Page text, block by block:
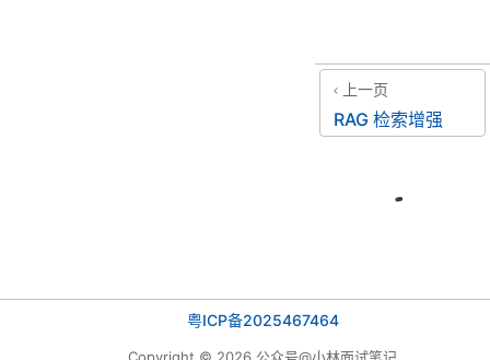
上一页
RAG 检索增强
粤ICP备2025467464